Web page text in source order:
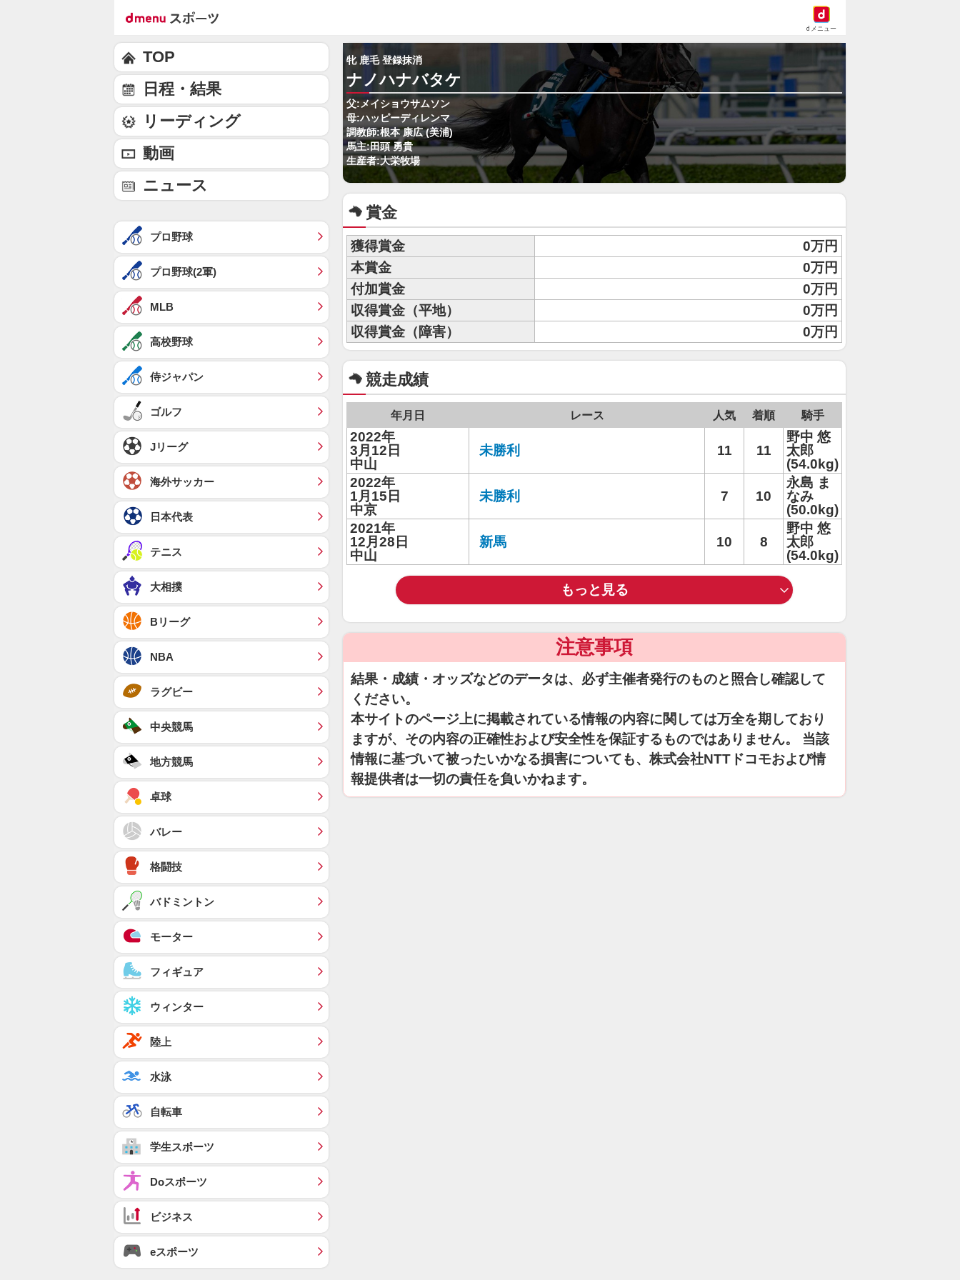
dメニュー
牝 鹿毛 登録抹消
ナノハナバタケ
父:メイショウサムソン
母:ハッピーディレンマ
調教師:根本 康広 (美浦)
馬主:田頭 勇貴
生産者:大栄牧場
賞金
獲得賞金
0万円
本賞金
0万円
付加賞金
0万円
収得賞金（平地）
0万円
収得賞金（障害）
0万円
競走成績
年月日 レース 人気 着順 騎手
2022年
3月12日
中山
未勝利 11 11
野中 悠
太郎
(54.0kg)
2022年
1月15日
中京
未勝利 7 10
永島 ま
なみ
(50.0kg)
2021年
12月28日
中山
新馬 10 8
野中 悠
太郎
(54.0kg)
もっと見る
注意事項
結果・成績・オッズなどのデータは、必ず主催者発行のものと照合し確認して
ください。
本サイトのページ上に掲載されている情報の内容に関しては万全を期しており
ますが、その内容の正確性および安全性を保証するものではありません。 当該
情報に基づいて被ったいかなる損害についても、株式会社NTTドコモおよび情
報提供者は一切の責任を負いかねます。
TOP
日程・結果
リーディング
動画
ニュース
プロ野球
プロ野球(2軍)
MLB
高校野球
侍ジャパン
ゴルフ
Jリーグ
海外サッカー
日本代表
テニス
大相撲
Bリーグ
NBA
ラグビー
中央競馬
地方競馬
卓球
バレー
格闘技
バドミントン
モーター
フィギュア
ウィンター
陸上
水泳
自転車
学生スポーツ
Doスポーツ
ビジネス
eスポーツ